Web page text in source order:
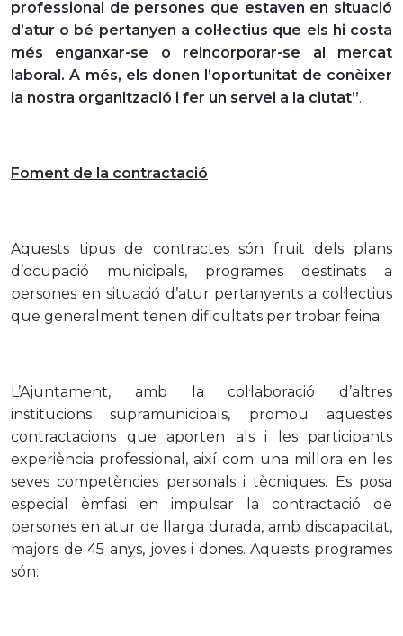
professional de persones que estaven en situació
d’atur o bé pertanyen a col·lectius que els hi costa
més enganxar-se o reincorporar-se al mercat
laboral. A més, els donen l’oportunitat de conèixer
la nostra organització i fer un servei a la ciutat”.
Foment de la contractació
Aquests tipus de contractes són fruit dels plans
d’ocupació municipals, programes destinats a
persones en situació d’atur pertanyents a col·lectius
que generalment tenen dificultats per trobar feina.
L’Ajuntament, amb la col·laboració d’altres
institucions supramunicipals, promou aquestes
contractacions que aporten als i les participants
experiència professional, així com una millora en les
seves competències personals i tècniques. Es posa
especial èmfasi en impulsar la contractació de
persones en atur de llarga durada, amb discapacitat,
majors de 45 anys, joves i dones. Aquests programes
són: